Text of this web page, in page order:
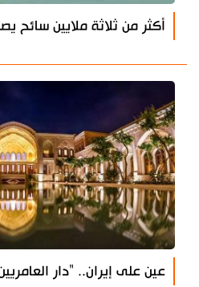
أكثر من ثلاثة ملايين سائح
عين على إيران.. "دار